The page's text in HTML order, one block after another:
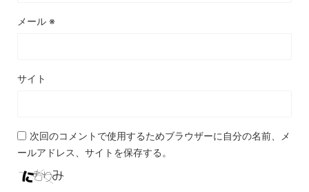
メール ※
サイト
次回のコメントで使用するためブラウザーに自分の名前、メ
ールアドレス、サイトを保存する。